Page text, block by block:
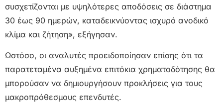
συσχετίζονται με υψηλότερες αποδόσεις σε διάστημα
30 έως 90 ημερών, καταδεικνύοντας ισχυρό ανοδικό
κλίμα και ζήτηση», εξήγησαν.
Ωστόσο, οι αναλυτές προειδοποίησαν επίσης ότι τα
παρατεταμένα αυξημένα επιτόκια χρηματοδότησης θα
μπορούσαν να δημιουργήσουν προκλήσεις για τους
μακροπρόθεσμους επενδυτές.